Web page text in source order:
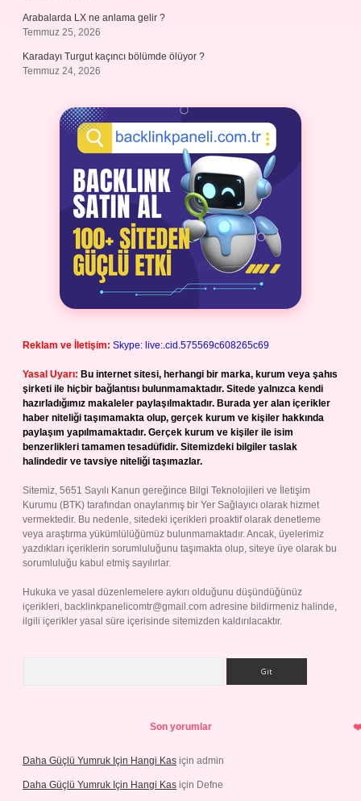
Arabalarda LX ne anlama gelir ?
Temmuz 25, 2026
Karadayı Turgut kaçıncı bölümde ölüyor ?
Temmuz 24, 2026
Reklam ve İletişim: Skype: live:.cid.575569c608265c69
Yasal Uyarı: Bu internet sitesi, herhangi bir marka, kurum veya şahıs
şirketi ile hiçbir bağlantısı bulunmamaktadır. Sitede yalnızca kendi
hazırladığımız makaleler paylaşılmaktadır. Burada yer alan içerikler
haber niteliği taşımamakta olup, gerçek kurum ve kişiler hakkında
paylaşım yapılmamaktadır. Gerçek kurum ve kişiler ile isim
benzerlikleri tamamen tesadüfidir. Sitemizdeki bilgiler taslak
halindedir ve tavsiye niteliği taşımazlar.
Sitemiz, 5651 Sayılı Kanun gereğince Bilgi Teknolojileri ve İletişim
Kurumu (BTK) tarafından onaylanmış bir Yer Sağlayıcı olarak hizmet
vermektedir. Bu nedenle, sitedeki içerikleri proaktif olarak denetleme
veya araştırma yükümlülüğümüz bulunmamaktadır. Ancak, üyelerimiz
yazdıkları içeriklerin sorumluluğunu taşımakta olup, siteye üye olarak bu
sorumluluğu kabul etmiş sayılırlar.
Hukuka ve yasal düzenlemelere aykırı olduğunu düşündüğünüz
içerikleri, backlinkpanelicomtr@gmail.com adresine bildirmeniz halinde,
ilgili içerikler yasal süre içerisinde sitemizden kaldırılacaktır.
Son yorumlar
Daha Güçlü Yumruk Için Hangi Kas için admin
Daha Güçlü Yumruk Için Hangi Kas için Defne